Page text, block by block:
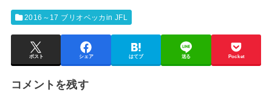
2016～17 ブリオベッカin JFL
ポスト シェア はてブ 送る Pocket
コメントを残す